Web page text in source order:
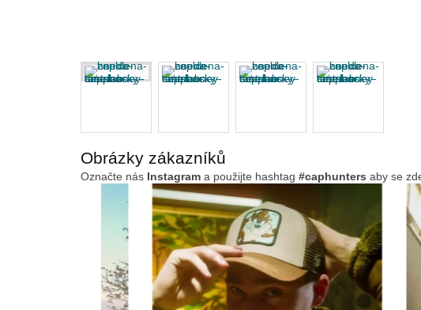
Obrázky zákazníků
Označte nás Instagram a použijte hashtag #caphunters aby se